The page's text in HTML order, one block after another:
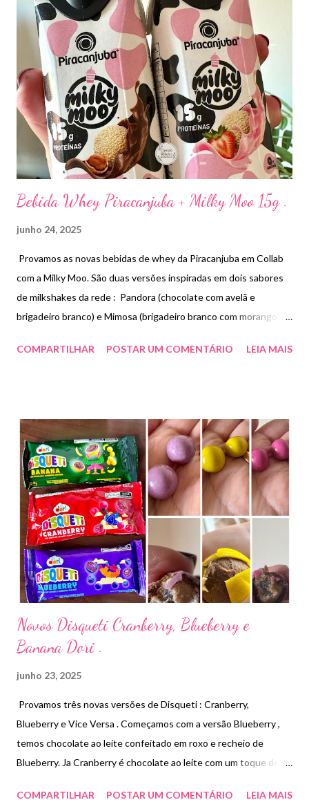
Bebida Whey Piracanjuba + Milky Moo 15g .
junho 24, 2025
Provamos as novas bebidas de whey da Piracanjuba em Collab
com a Milky Moo. São duas versões inspiradas em dois sabores
de milkshakes da rede : Pandora (chocolate com avelã e
brigadeiro branco) e Mimosa (brigadeiro branco com morango).
lactose. Os dois sabores são deliciosos . Pra mim a Piracanjuba é
COMPARTILHAR POSTAR UM COMENTÁRIO LEIA MAIS
Novos Disqueti Cranberry, Blueberry e
Banana Dori .
junho 23, 2025
Provamos três novas versões de Disqueti : Cranberry,
Blueberry e Vice Versa . Começamos com a versão Blueberry ,
temos chocolate ao leite confeitado em roxo e recheio de
Blueberry. Ja Cranberry é chocolate ao leite com um toque de
COMPARTILHAR POSTAR UM COMENTÁRIO LEIA MAIS